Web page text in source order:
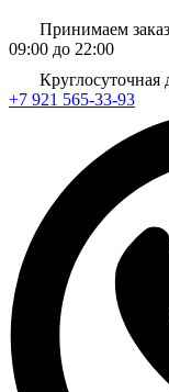
Принимаем
09:00 до 22:00
+7 921 565-33-93